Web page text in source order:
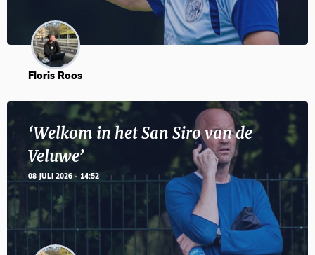
Floris Roos
‘Welkom in het San Siro van de
Veluwe’
08 JULI 2026 - 14:52